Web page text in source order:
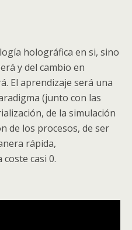
holográfica en si, sino
y del cambio en
El aprendizaje será una
(junto con las
de la simulación
de los procesos, de ser
rápida,
casi 0.